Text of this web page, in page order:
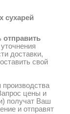
сухарей
отправить
доставки,
свой
цены и
получат Ваш
и отправят